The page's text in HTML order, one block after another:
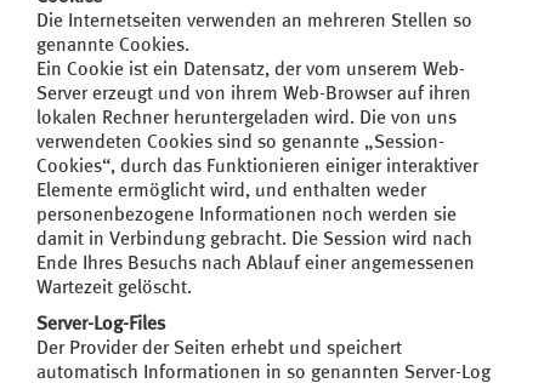
Die Internetseiten verwenden an mehreren Stellen so
genannte Cookies.
Ein Cookie ist ein Datensatz, der vom unserem Web-
Server erzeugt und von ihrem Web-Browser auf ihren
lokalen Rechner heruntergeladen wird. Die von uns
verwendeten Cookies sind so genannte „Session-
Cookies“, durch das Funktionieren einiger interaktiver
Elemente ermöglicht wird, und enthalten weder
personenbezogene Informationen noch werden sie
damit in Verbindung gebracht. Die Session wird nach
Ende Ihres Besuchs nach Ablauf einer angemessenen
Wartezeit gelöscht.
Server-Log-Files
Der Provider der Seiten erhebt und speichert
automatisch Informationen in so genannten Server-Log